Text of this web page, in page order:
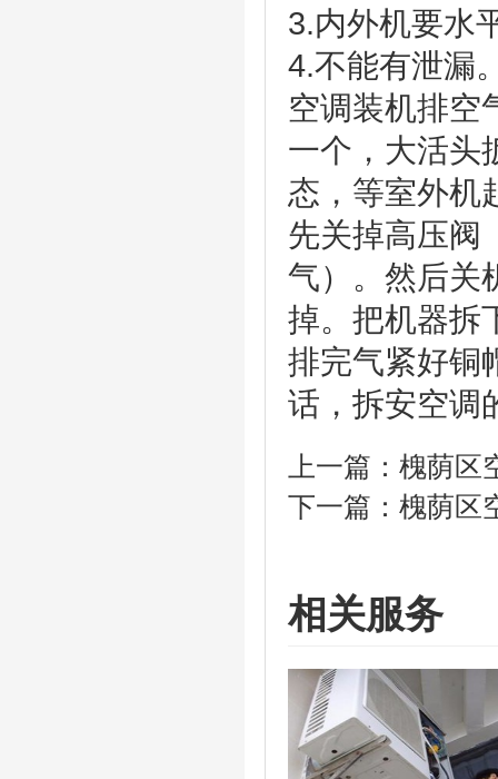
3.内外机要水
4.不能有泄漏
空调装机排空
一个，大活头
态，等室外机
先关掉高压阀
气）。然后关
掉。把机器拆
排完气紧好铜
话，拆安空调
上一篇： 槐荫区
下一篇： 槐荫区
相关服务